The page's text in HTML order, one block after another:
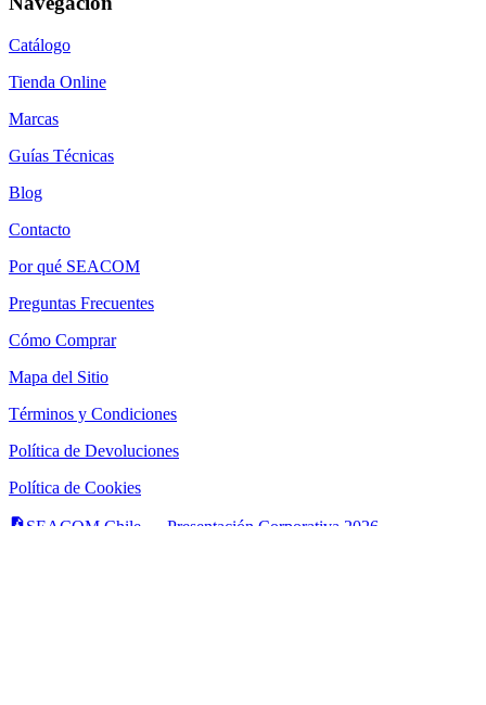
Catálogo
Tienda Online
Marcas
Guías Técnicas
Blog
Contacto
Por qué SEACOM
Preguntas Frecuentes
Cómo Comprar
Mapa del Sitio
Términos y Condiciones
Política de Devoluciones
Política de Cookies
SEACOM Chile — Presentación Corporativa 2026